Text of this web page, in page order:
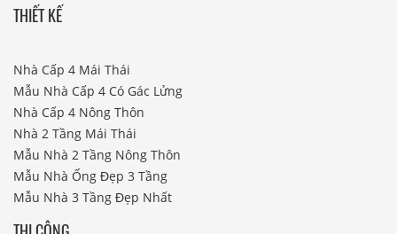
THIẾT KẾ
Nhà Cấp 4 Mái Thái
Mẫu Nhà Cấp 4 Có Gác Lửng
Nhà Cấp 4 Nông Thôn
Nhà 2 Tầng Mái Thái
Mẫu Nhà 2 Tầng Nông Thôn
Mẫu Nhà Ống Đẹp 3 Tầng
Mẫu Nhà 3 Tầng Đẹp Nhất